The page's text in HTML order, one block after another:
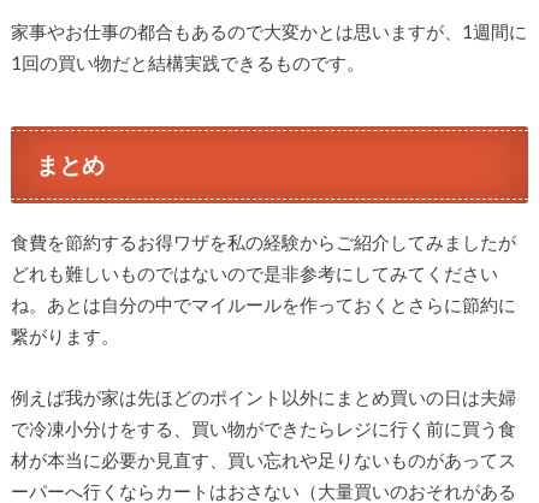
家事やお仕事の都合もあるので大変かとは思いますが、1週間に
1回の買い物だと結構実践できるものです。
まとめ
食費を節約するお得ワザを私の経験からご紹介してみましたが
どれも難しいものではないので是非参考にしてみてください
ね。あとは自分の中でマイルールを作っておくとさらに節約に
繋がります。
例えば我が家は先ほどのポイント以外にまとめ買いの日は夫婦
で冷凍小分けをする、買い物ができたらレジに行く前に買う食
材が本当に必要か見直す、買い忘れや足りないものがあってス
ーパーへ行くならカートはおさない（大量買いのおそれがある